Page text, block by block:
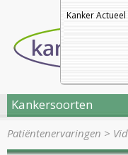
Kanker
Kankersoorten
Patiëntenervaringen >